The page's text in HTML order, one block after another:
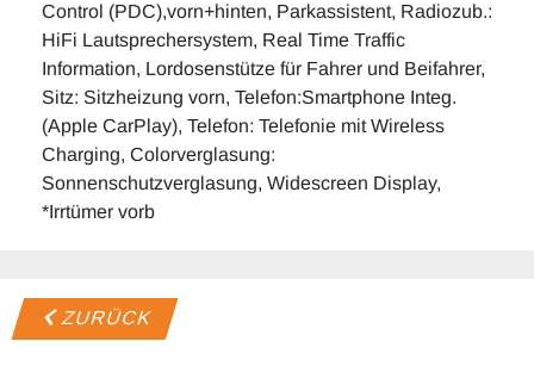
Control (PDC),vorn+hinten, Parkassistent, Radiozub.:
HiFi Lautsprechersystem, Real Time Traffic
Information, Lordosenstütze für Fahrer und Beifahrer,
Sitz: Sitzheizung vorn, Telefon:Smartphone Integ.
(Apple CarPlay), Telefon: Telefonie mit Wireless
Charging, Colorverglasung:
Sonnenschutzverglasung, Widescreen Display,
*Irrtümer vorb
ZURÜCK